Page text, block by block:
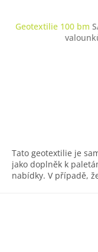
Geotextilie 100 bm
Tato geotextilie je
jako doplněk k
nabídky. V případě,